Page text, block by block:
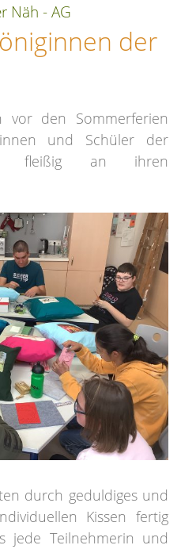
Näh - AG
der
den Sommerferien
und Schüler der
fleißig an ihren
durch geduldiges und
Kissen fertig
jede Teilnehmerin und